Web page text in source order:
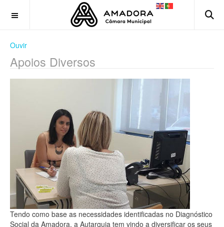
Ouvir
Apoios Diversos
Tendo como base as necessidades identificadas no Diagnóstico
Social da Amadora, a Autarquia tem vindo a diversificar os seus